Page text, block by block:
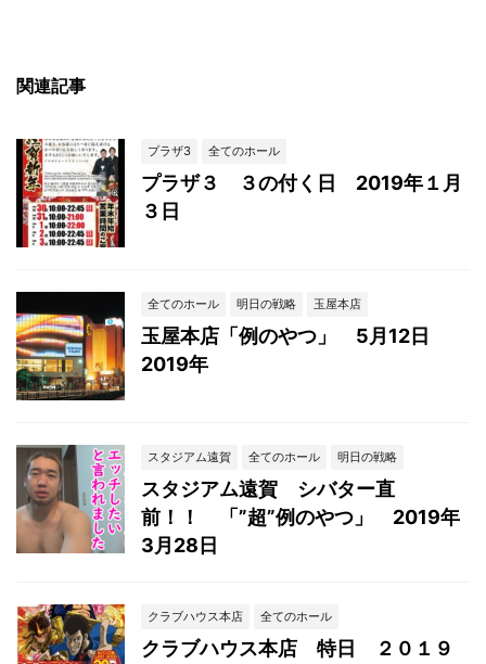
関連記事
プラザ3 全てのホール
プラザ３ ３の付く日 2019年１月
３日
全てのホール 明日の戦略 玉屋本店
玉屋本店「例のやつ」 5月12日
2019年
スタジアム遠賀 全てのホール 明日の戦略
スタジアム遠賀 シバター直
前！！ 「”超”例のやつ」 2019年
3月28日
クラブハウス本店 全てのホール
クラブハウス本店 特日 ２０１９